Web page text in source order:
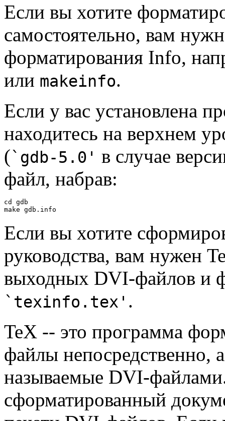
Если вы хотите
самостоятельно, вам
форматирования Info,
или makeinfo.
Если у вас установлена
находитесь на верхнем
(`gdb-5.0' в случае
файл, набрав:
cd gdb
Если вы хотите
руководства, вам нужен
выходных DVI-файлов и
`texinfo.tex' .
TeX -- это программа
файлы непосредственно,
называемые DVI-
сформатированный